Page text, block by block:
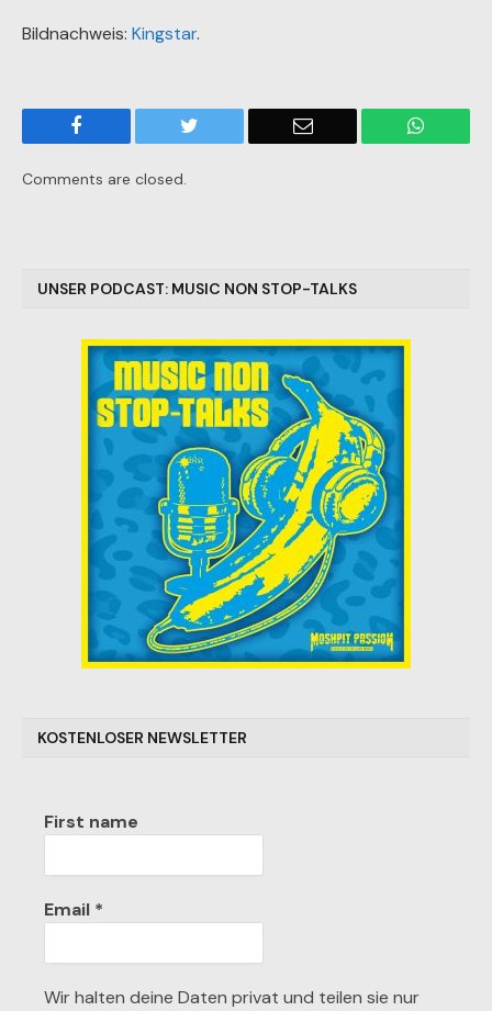
Bildnachweis: Kingstar.
Email
Comments are closed.
UNSER PODCAST: MUSIC NON STOP-TALKS
KOSTENLOSER NEWSLETTER
First name
Email *
Wir halten deine Daten privat und teilen sie nur